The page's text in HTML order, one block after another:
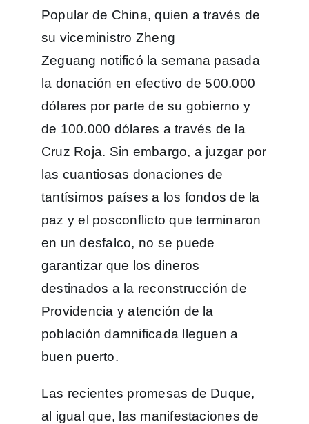
Popular de China, quien a través de
su viceministro Zheng
Zeguang notificó la semana pasada
la donación en efectivo de 500.000
dólares por parte de su gobierno y
de 100.000 dólares a través de la
Cruz Roja. Sin embargo, a juzgar por
las cuantiosas donaciones de
tantísimos países a los fondos de la
paz y el posconflicto que terminaron
en un desfalco, no se puede
garantizar que los dineros
destinados a la reconstrucción de
Providencia y atención de la
población damnificada lleguen a
buen puerto.
Las recientes promesas de Duque,
al igual que, las manifestaciones de